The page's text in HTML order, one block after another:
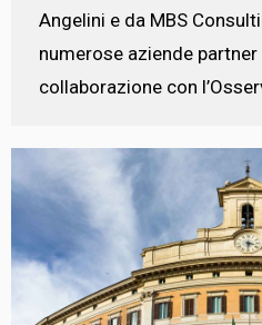
Angelini e da MBS
numerose aziende partner
collaborazione con